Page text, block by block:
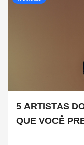
5 ARTISTAS
QUE VOCÊ